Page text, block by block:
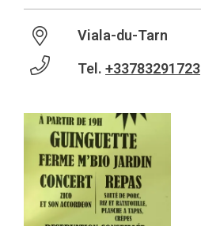
Viala-du-Tarn
Tel. +33783291723